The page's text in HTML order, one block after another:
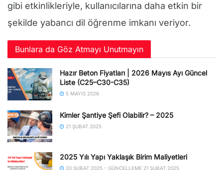
gibi etkinlikleriyle, kullanıcılarına daha etkin bir
şekilde yabancı dil öğrenme imkanı veriyor.
Bunlara da Göz Atmayı Unutmayın
Hazır Beton Fiyatları | 2026 Mayıs Ayı Güncel
Liste (C25–C30-C35)
5 MAYIS 2026
Kimler Şantiye Şefi Olabilir? – 2025
21 ŞUBAT 2025
2025 Yılı Yapı Yaklaşık Birim Maliyetleri
20 ŞUBAT 2025 - GÜNCELLEME 21 ŞUBAT 2025